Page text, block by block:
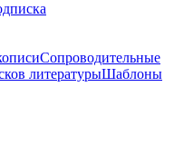
Сопроводительные
литературыШаблоны